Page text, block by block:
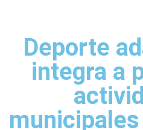
Deporte
integra a